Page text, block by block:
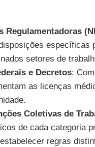
Regulamentadoras
específicas
setores de
e Decretos:
as licenças
Coletivas de
de cada categoria
regras